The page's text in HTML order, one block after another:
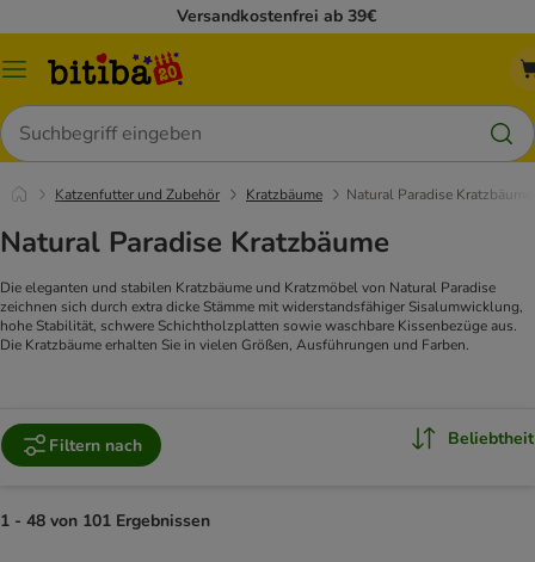
Versandkostenfrei ab 39€
Menü
Suchen
Katzenfutter und Zubehör Kratzbäume Natural Paradise Kratzbäume
Natural Paradise Kratzbäume
Die eleganten und stabilen Kratzbäume und Kratzmöbel von Natural Paradise
zeichnen sich durch extra dicke Stämme mit widerstandsfähiger Sisalumwicklung,
hohe Stabilität, schwere Schichtholzplatten sowie waschbare Kissenbezüge aus.
Die Kratzbäume erhalten Sie in vielen Größen, Ausführungen und Farben.
Filtern nach Beliebtheit
1 - 48 von 101 Ergebnissen